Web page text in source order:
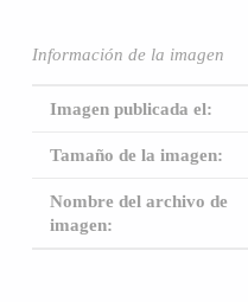
Información de la imagen
Imagen publicada el:
Tamaño de la imagen:
Nombre del archivo de
imagen: